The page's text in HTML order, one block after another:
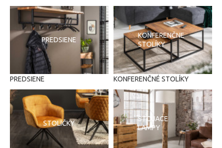
PREDSIENE
PREDSIENE
KONFERENČNE
STOLÍKY
KONFERENČNÉ STOLÍKY
STOLIČKY
STOJACE
LAMPY